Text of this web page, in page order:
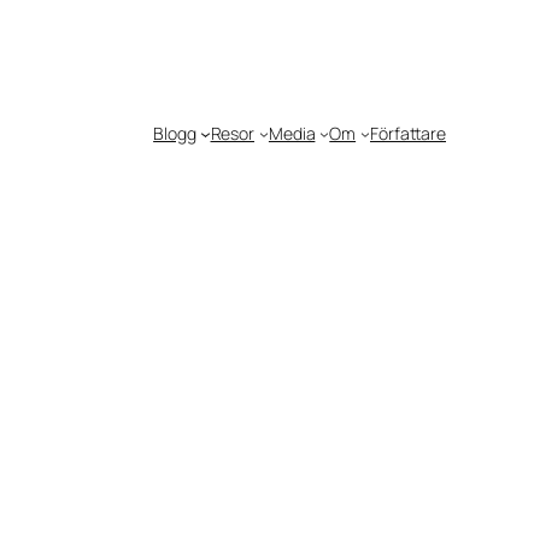
Blogg Resor Media Om Författare